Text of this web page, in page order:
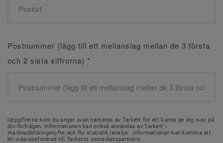
Postnummer (lägg till ett mellanslag mellan de 3 första
och 2 sista siffrorna) *
Uppgifterna som du anger ovan hanteras av Tarkett för att kunna ge dig svar på
din förfrågan. Informationen kan också användas av Tarkett i
marknadsföringssyfte och för statistik/analys . Informationen kan komma att
bli vidarebefordrad till Tarketts samarbetspartners.